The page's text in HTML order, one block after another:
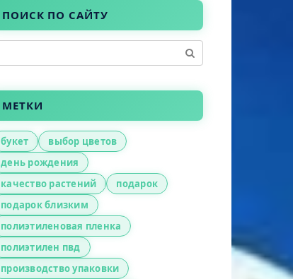
ПОИСК ПО САЙТУ
МЕТКИ
букет
выбор цветов
день рождения
качество растений
подарок
подарок близким
полиэтиленовая пленка
полиэтилен пвд
производство упаковки